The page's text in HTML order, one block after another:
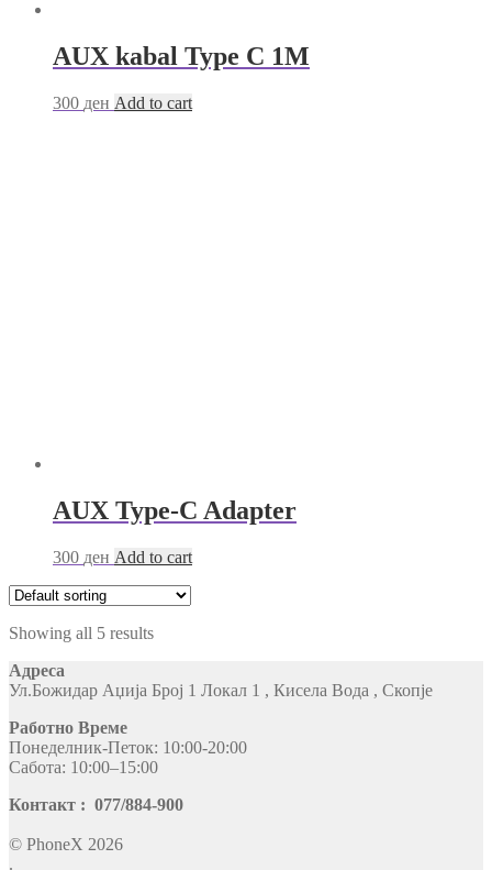
AUX kabal Type C 1M
300 ден Add to cart
AUX Type-C Adapter
300 ден Add to cart
Showing all 5 results
Адреса
Ул.Божидар Аџија Број 1 Локал 1 , Кисела Вода , Скопје
Работно Време
Понеделник-Петок: 10:00-20:00
Сабота: 10:00–15:00
Контакт : 077/884-900
© PhoneX 2026
.